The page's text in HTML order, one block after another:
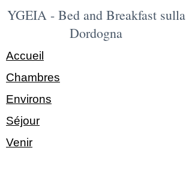
YGEIA - Bed and Breakfast sulla
Dordogna
Accueil
Chambres
Environs
Séjour
Venir